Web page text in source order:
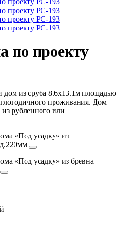
по проекту
из сруба 8.6х13.1м площадью
проживания. Дом
из рубленного или
«Под усадку» из
«Под усадку» из бревна